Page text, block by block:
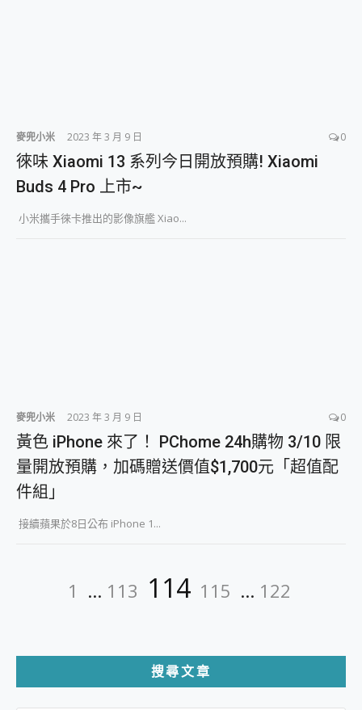
麥兜小米 2023 年 3 月 9 日 0
徠味 Xiaomi 13 系列今日開放預購! Xiaomi
Buds 4 Pro 上市~
小米攜手徠卡推出的影像旗艦 Xiao...
麥兜小米 2023 年 3 月 9 日 0
黃色 iPhone 來了！ PChome 24h購物 3/10 限
量開放預購，加碼贈送價值$1,700元「超值配
件組」
接續蘋果於8日公布 iPhone 1...
頁
Page
1 ... Page
113 Page
114 Page
115 ... Page
122
搜尋文章